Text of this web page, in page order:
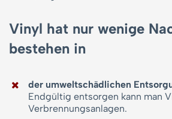
Vinyl hat nur wenige
bestehen in
der umweltschädlichen
Endgültig entsorgen kann man
Verbrennungsanlagen.